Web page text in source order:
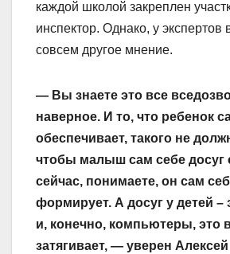
каждой школой закреплен
инспектор. Однако, у экспертов
совсем другое мнение.
— Вы знаете это все
наверное. И то, что ребенок
обеспечивает, такого не
чтобы малыш сам себе досуг
сейчас, понимаете, он сам
формирует. А досуг у детей –
и, конечно, компьютеры, это
затягивает, — уверен Алексей